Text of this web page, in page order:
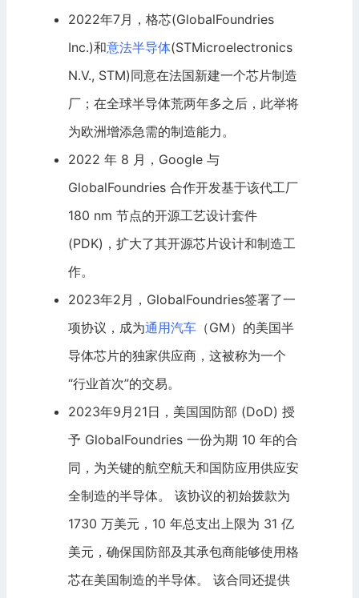
2022年7月，格芯(GlobalFoundries
Inc.)和意法半导体(STMicroelectronics
N.V., STM)同意在法国新建一个芯片制造
厂；在全球半导体荒两年多之后，此举将
为欧洲增添急需的制造能力。
2022 年 8 月， Google与
GlobalFoundries 合作开发基于该代工厂
180 nm 节点的开源工艺设计套件
(PDK)，扩大了其开源芯片设计和制造工
作。
2023年2月，GlobalFoundries签署了一
项协议，成为通用汽车（GM）的美国半
导体芯片的独家供应商，这被称为一个
“行业首次”的交易。
2023年9月21日，美国国防部 (DoD) 授
予 GlobalFoundries 一份为期 10 年的合
同，为关键的航空航天和国防应用供应安
全制造的半导体。 该协议的初始拨款为
1730 万美元，10 年总支出上限为 31 亿
美元，确保国防部及其承包商能够使用格
芯在美国制造的半导体。 该合同还提供